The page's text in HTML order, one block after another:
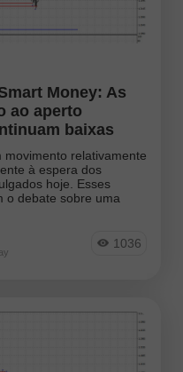
GBPUSD
Money: As
ao aperto
baixas
movimento relativamente
à espera dos
hoje. Esses
o debate sobre uma
1036